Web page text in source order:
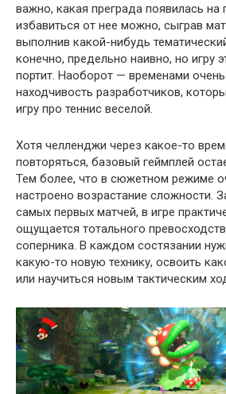
важно, какая преграда появилась на
избавиться от нее можно, сыграв
выполнив какой-нибудь
конечно, предельно наивно, но игру
портит. Наоборот — временами очень
находчивость разработчиков,
игру про теннис веселой.
Хотя челленджи через какое-то
повторяться, базовый геймплей
Тем более, что в сюжетном режиме
настроено возрастание сложности.
самых первых матчей, в игре
ощущается тотального
соперника. В каждом состязании
какую-то новую технику, освоить
или научиться новым тактическим